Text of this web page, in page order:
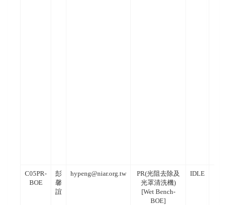
C05PR-
BOE
彭
馨
誼
hypeng@niar.org.tw
PR(光阻去除及
光罩清洗機)
[Wet Bench-
BOE]
IDLE